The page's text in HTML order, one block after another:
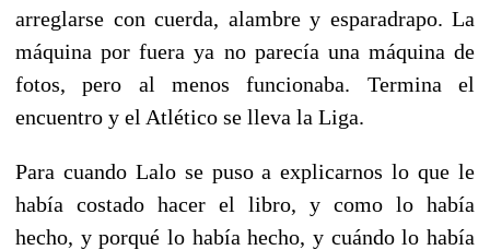
arreglarse con cuerda, alambre y esparadrapo. La
máquina por fuera ya no parecía una máquina de
fotos, pero al menos funcionaba. Termina el
encuentro y el Atlético se lleva la Liga.
Para cuando Lalo se puso a explicarnos lo que le
había costado hacer el libro, y como lo había
hecho, y porqué lo había hecho, y cuándo lo había